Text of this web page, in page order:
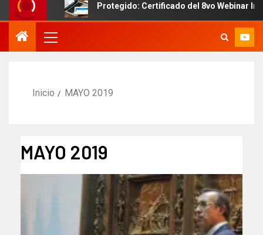
Protegido: Certificado del 8vo Webinar
Inicio MAYO 2019
MAYO 2019